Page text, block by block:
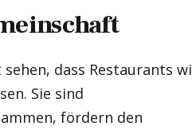
dass Restaurants
Sie sind
fördern den